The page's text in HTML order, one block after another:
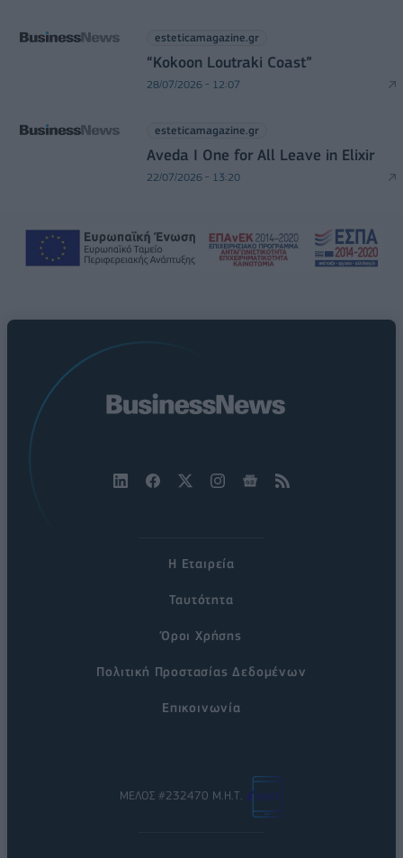
esteticamagazine.gr
“Kokoon Loutraki Coast”
28/07/2026 - 12:07
esteticamagazine.gr
Aveda I One for All Leave in Elixir
22/07/2026 - 13:20
Η Εταιρεία
Ταυτότητα
Όροι Χρήσης
Πολιτική Προστασίας Δεδομένων
Επικοινωνία
ΜΕΛΟΣ #232470 Μ.Η.Τ.